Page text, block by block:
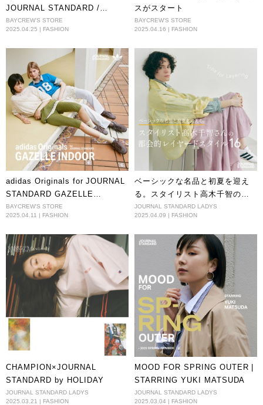
JOURNAL STANDARD /
JOURNAL STANDARD
relume】
BAYCREW'S STORE
2025.04.25 | FASHION
スがスタート
BAYCREW'S STORE
2025.04.16 | FASHION
adidas Originals for JOURNAL
STANDARD GAZELLE
INDOOR
BAYCREW'S STORE
2025.04.11 | FASHION
ベーシックな名品と初夏を迎え
る。スタイリスト高木千智の都
会的レイヤードスタイル16
JOURNAL STANDARD LADYS
2025.04.09 | FASHION
CHAMPION×JOURNAL
STANDARD by HOLIDAY
JOURNAL STANDARD LADYS
2025.03.21 | FASHION
MOOD FOR SPRING OUTER |
STARRING YUKI MATSUDA
JOURNAL STANDARD LADYS
2025.03.04 | FASHION